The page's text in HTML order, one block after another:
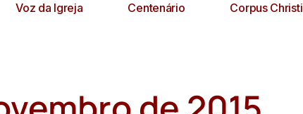
Voz da Igreja Centenário Corpus Christi